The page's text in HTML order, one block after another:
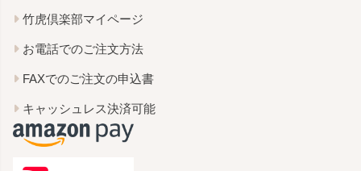
竹虎倶楽部マイページ
お電話でのご注文方法
FAXでのご注文の申込書
キャッシュレス決済可能